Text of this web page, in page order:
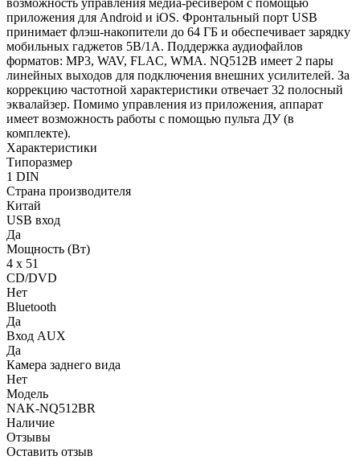
возможность управления медиа-ресивером с помощью
приложения для Android и iOS. Фронтальный порт USB
принимает флэш-накопители до 64 ГБ и обеспечивает зарядку
мобильных гаджетов 5В/1А. Поддержка аудиофайлов
форматов: MP3, WAV, FLAC, WMA. NQ512B имеет 2 пары
линейных выходов для подключения внешних усилителей. За
коррекцию частотной характеристики отвечает 32 полосный
эквалайзер. Помимо управления из приложения, аппарат
имеет возможность работы с помощью пульта ДУ (в
комплекте).
Характеристики
Типоразмер
1 DIN
Страна производителя
Китай
USB вход
Да
Мощность (Вт)
4 х 51
CD/DVD
Нет
Bluetooth
Да
Вход AUX
Да
Камера заднего вида
Нет
Модель
NAK-NQ512BR
Наличие
Отзывы
Оставить отзыв